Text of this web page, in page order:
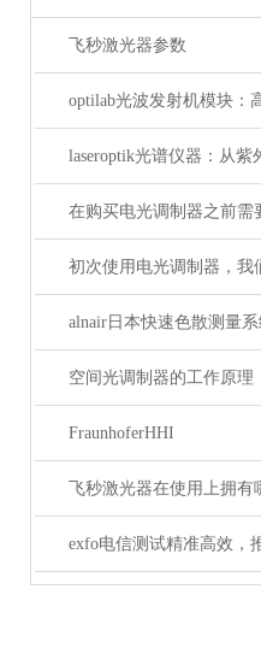
飞秒激光器参数
空间光调制器的工作原理
FraunhoferHHI